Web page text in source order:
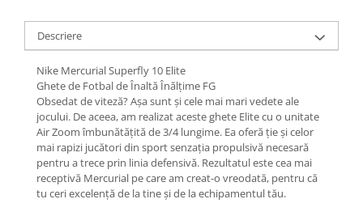
Descriere
Nike Mercurial Superfly 10 Elite
Ghete de Fotbal de Înaltă Înălțime FG
Obsedat de viteză? Așa sunt și cele mai mari vedete ale
jocului. De aceea, am realizat aceste ghete Elite cu o unitate
Air Zoom îmbunătățită de 3/4 lungime. Ea oferă ție și celor
mai rapizi jucători din sport senzația propulsivă necesară
pentru a trece prin linia defensivă. Rezultatul este cea mai
receptivă Mercurial pe care am creat-o vreodată, pentru că
tu ceri excelență de la tine și de la echipamentul tău.